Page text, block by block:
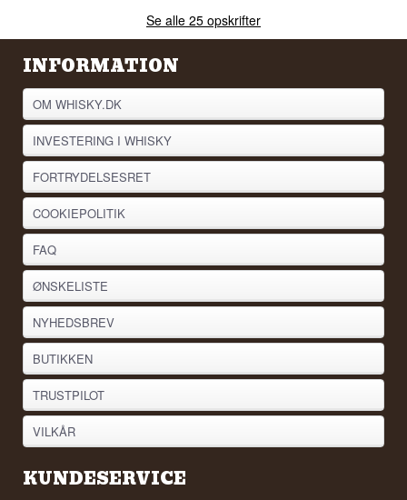
Se alle 25 opskrifter
INFORMATION
OM WHISKY.DK
INVESTERING I WHISKY
FORTRYDELSESRET
COOKIEPOLITIK
FAQ
ØNSKELISTE
NYHEDSBREV
BUTIKKEN
TRUSTPILOT
VILKÅR
KUNDESERVICE